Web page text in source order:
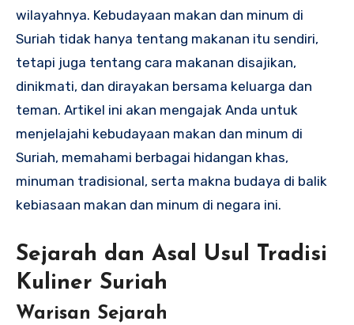
wilayahnya. Kebudayaan makan dan minum di
Suriah tidak hanya tentang makanan itu sendiri,
tetapi juga tentang cara makanan disajikan,
dinikmati, dan dirayakan bersama keluarga dan
teman. Artikel ini akan mengajak Anda untuk
menjelajahi kebudayaan makan dan minum di
Suriah, memahami berbagai hidangan khas,
minuman tradisional, serta makna budaya di balik
kebiasaan makan dan minum di negara ini.
Sejarah dan Asal Usul Tradisi
Kuliner Suriah
Warisan Sejarah